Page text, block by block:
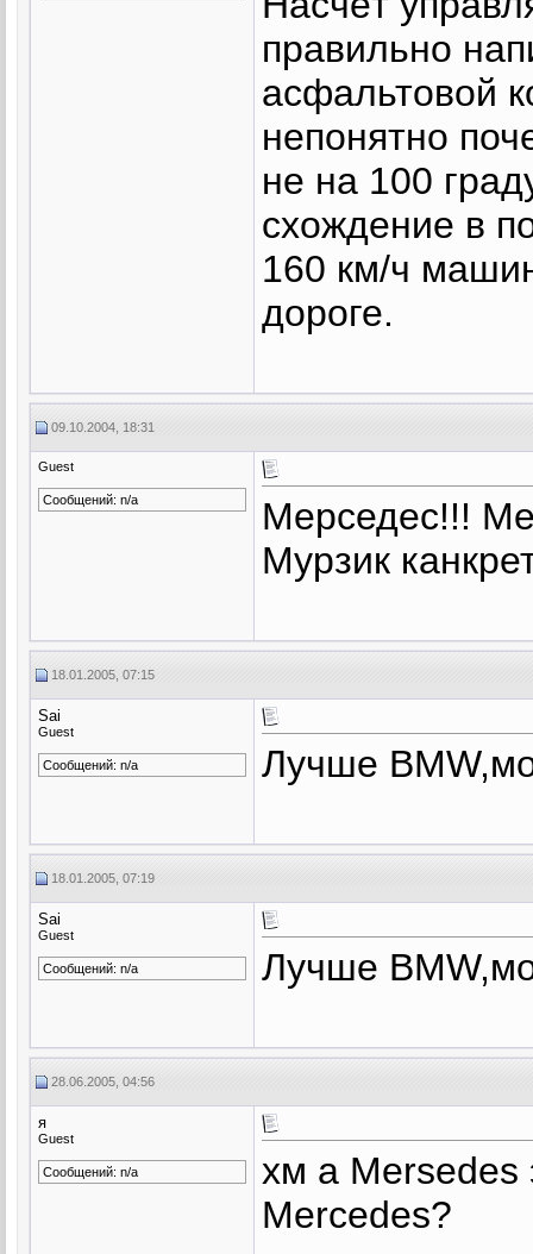
правильно
асфальтовой
непонятно
не на 100
схождение в
160 км/ч
дороге.
09.10.2004, 18:31
Guest
Сообщений: n/a
Мерседес!!!
Мурзик
18.01.2005, 07:15
Sai
Guest
Сообщений: n/a Лучше
18.01.2005, 07:19
Sai
Guest
Сообщений: n/a Лучше
28.06.2005, 04:56
я
Guest
Сообщений: n/a
хм а Mersedes
Mercedes?